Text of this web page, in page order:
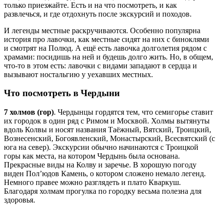
только приезжайте. Есть и на что посмотреть, и как
развлечься, и где отдохнуть после экскурсий и походов.
И легенды местные раскручиваются. Особенно популярна
история про лавочки, как местные сидят на них с биноклями
и смотрят на Полюд. А ещё есть лавочка долголетия рядом с
храмами: посидишь на ней и будешь долго жить. Но, в общем,
что-то в этом есть: лавочки с видами западают в сердца и
вызывают ностальгию у уехавших местных.
Что посмотреть в Чердыни
7 холмов (гор). Чердынцы гордятся тем, что семигорье ставит
их городок в один ряд с Римом и Москвой. Холмы вытянуты
вдоль Колвы и носят названия Таёжный, Вятский, Троицкий,
Вознесенский, Богоявленский, Монастырский, Всесвятский (с
юга на север). Экскурсии обычно начинаются с Троицкой
горы как места, на котором Чердынь была основана.
Прекрасные виды на Колву и заречье. В хорошую погоду
виден Пол’юдов Камень, о котором сложено немало легенд.
Немного правее можно разглядеть и плато Кваркуш.
Благодаря холмам прогулка по городку весьма полезна для
здоровья.